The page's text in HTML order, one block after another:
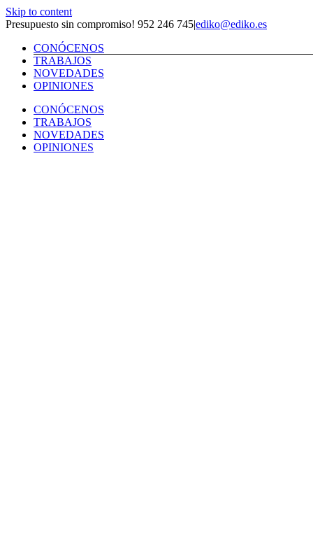
Skip to content
Presupuesto sin compromiso! 952 246 745|ediko@ediko.es
CONÓCENOS
TRABAJOS
NOVEDADES
OPINIONES
CONÓCENOS
TRABAJOS
NOVEDADES
OPINIONES